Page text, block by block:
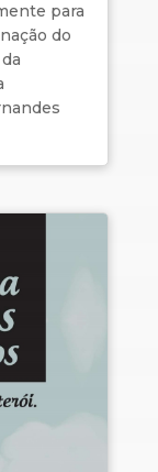
para
do